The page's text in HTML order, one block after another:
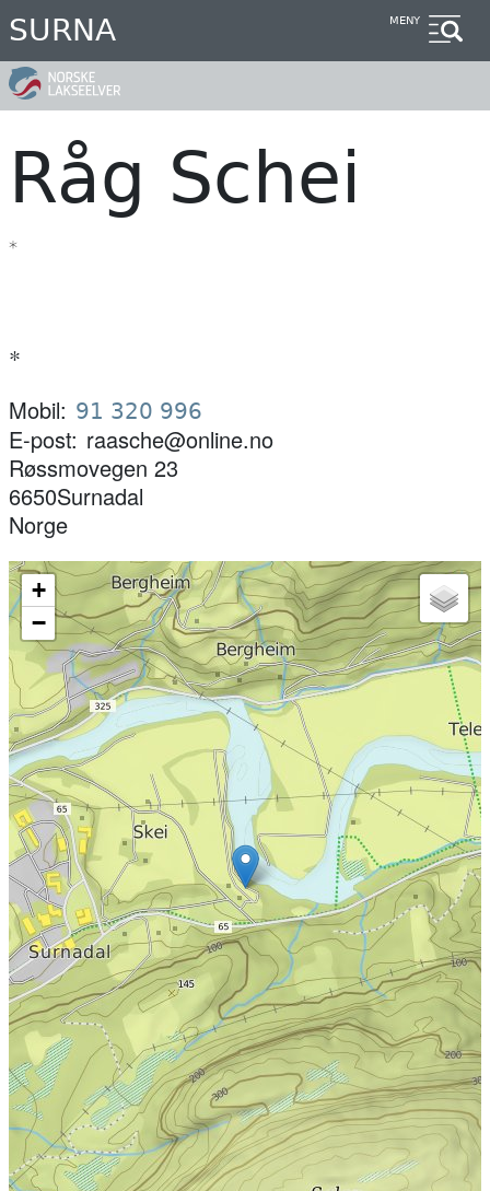
Hopp
til
hovedinnhold
SURNA MENY
Råg Schei
*
*
Mobil
91 320 996
E-post raasche@online.no
Røssmovegen 23
6650Surnadal
Norge
+
−